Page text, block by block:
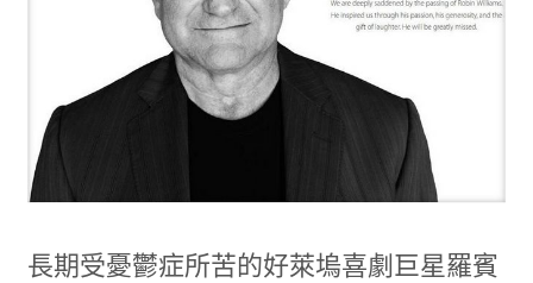
長期受憂鬱症所苦的好萊塢喜劇巨星羅賓